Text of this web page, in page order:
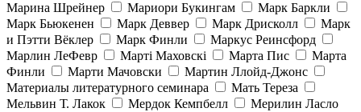
Марина Шрейнер
Мариори Букингам
Марк Баркли
Марк Бьюкенен
Марк Деввер Марк Дрисколл
Марк
и Пэтти Вёклер
Марк Финли
Маркус Реинсфорд
Марлин ЛеФевр
Марті Маховскі Марта Пис
Марта
Финли
Марти Мачовски
Мартин Ллойд-Джонс
Материалы литературного семинара
Мать Тереза
Мельвин Т. Лакок
Мердок Кемпбелл
Мерилин Ласло